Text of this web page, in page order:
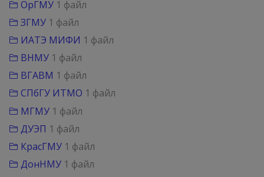
ОрГМУ 1 файл
ЗГМУ 1 файл
ИАТЭ МИФИ 1 файл
ВНМУ 1 файл
ВГАВМ 1 файл
СПбГУ ИТМО 1 файл
МГМУ 1 файл
ДУЭП 1 файл
КрасГМУ 1 файл
ДонНМУ 1 файл